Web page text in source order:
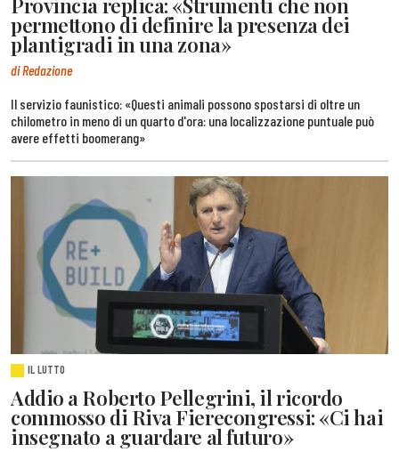
Provincia replica: «Strumenti che non
permettono di definire la presenza dei
plantigradi in una zona»
di Redazione
Il servizio faunistico: «Questi animali possono spostarsi di oltre un
chilometro in meno di un quarto d'ora: una localizzazione puntuale può
avere effetti boomerang»
IL LUTTO
Addio a Roberto Pellegrini, il ricordo
commosso di Riva Fierecongressi: «Ci hai
insegnato a guardare al futuro»